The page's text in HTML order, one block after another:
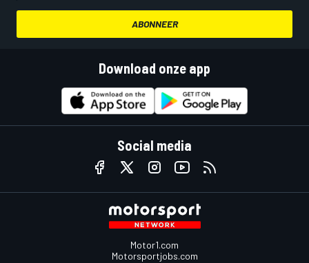
ABONNEER
Download onze app
Social media
Motor1.com
Motorsportjobs.com